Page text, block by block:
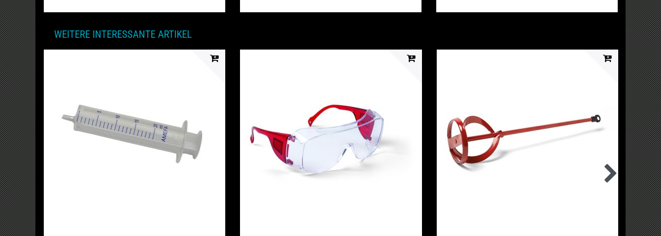
WEITERE INTERESSANTE ARTIKEL